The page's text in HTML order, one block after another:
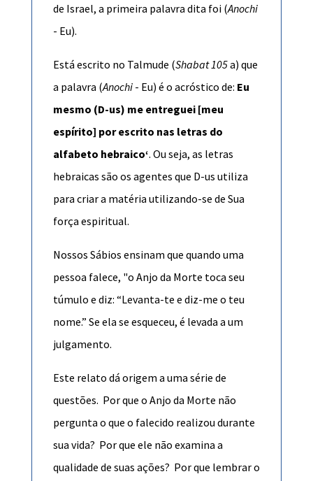
de Israel, a primeira palavra dita foi (Anochi
- Eu).
Está escrito no Talmude (Shabat 105a) que
a palavra (Anochi - Eu) é o acróstico de: Eu
mesmo (D-us) me entreguei [meu
espírito] por escrito nas letras do
alfabeto hebraico‘. Ou seja, as letras
hebraicas são os agentes que D-us utiliza
para criar a matéria utilizando-se de Sua
força espiritual.
Nossos Sábios ensinam que quando uma
pessoa falece, "o Anjo da Morte toca seu
túmulo e diz: “Levanta-te e diz-me o teu
nome.” Se ela se esqueceu, é levada a um
julgamento.
Este relato dá origem a uma série de
questões. Por que o Anjo da Morte não
pergunta o que o falecido realizou durante
sua vida? Por que ele não examina a
qualidade de suas ações? Por que lembrar o